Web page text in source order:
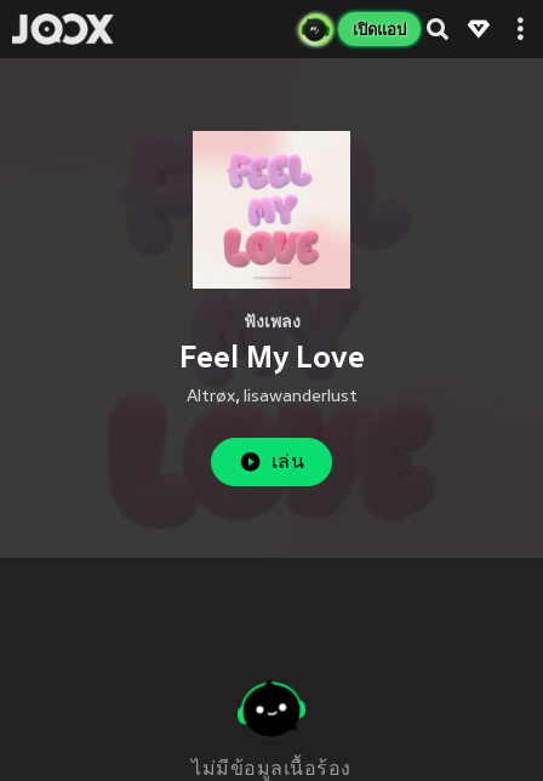
เปิดแอป
ฟังเพลง
Feel My Love
Altrøx, lisawanderlust
เล่น
ไม่มีข้อมูลเนื้อร้อง